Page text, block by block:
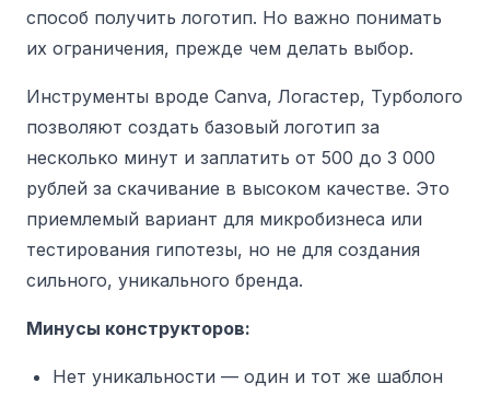
способ получить логотип. Но важно понимать
их ограничения, прежде чем делать выбор.
Инструменты вроде Canva, Логастер, Турболого
позволяют создать базовый логотип за
несколько минут и заплатить от 500 до 3 000
рублей за скачивание в высоком качестве. Это
приемлемый вариант для микробизнеса или
тестирования гипотезы, но не для создания
сильного, уникального бренда.
Минусы конструкторов:
Нет уникальности — один и тот же шаблон